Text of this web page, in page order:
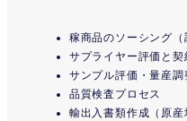
稼商品のソーシング（
サプライヤー評価と契
サンプル評価・量産調
品質検査プロセス
輸出入書類作成（原